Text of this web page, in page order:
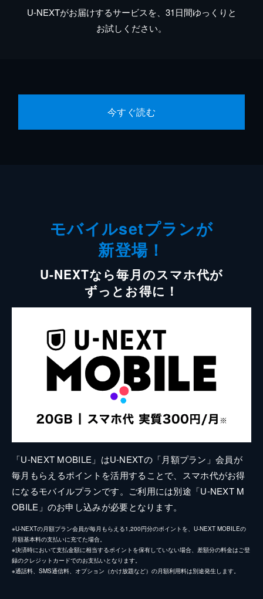
U-NEXTがお届けするサービスを、31日間ゆっくりと
お試しください。
今すぐ読む
モバイルsetプランが
新登場！
U-NEXTなら毎月のスマホ代が
ずっとお得に！
「U-NEXT MOBILE」はU-NEXTの「月額プラン」会員が
毎月もらえるポイントを活用することで、スマホ代がお得
になるモバイルプランです。ご利用には別途「U-NEXT M
OBILE」のお申し込みが必要となります。
※U-NEXTの月額プラン会員が毎月もらえる1,200円分のポイントを、U-NEXT MOBILEの
月額基本料の支払いに充てた場合。
※決済時において支払金額に相当するポイントを保有していない場合、差額分の料金はご登
録のクレジットカードでのお支払いとなります。
※通話料、SMS通信料、オプション（かけ放題など）の月額利用料は別途発生します。